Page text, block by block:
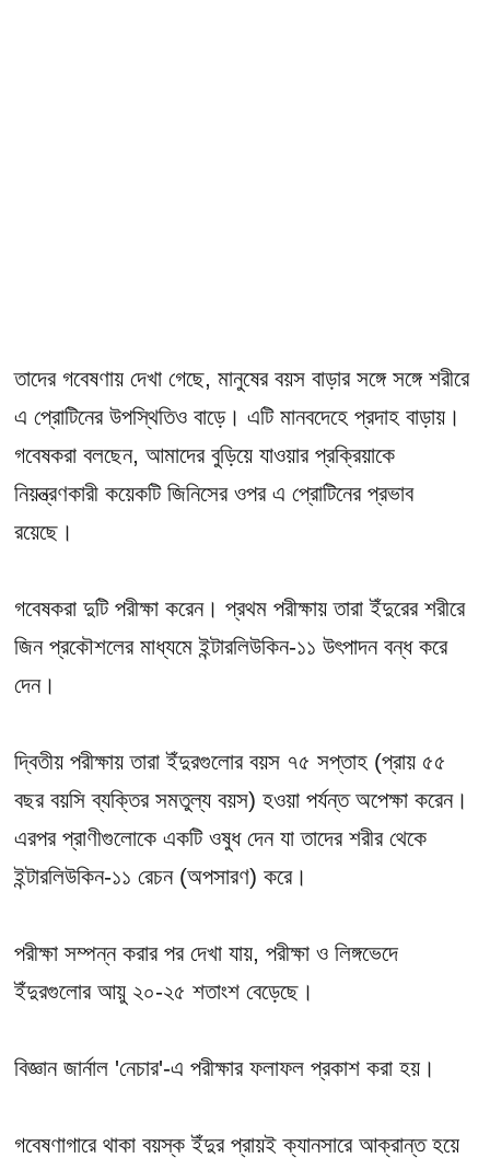
তাদের গবেষণায় দেখা গেছে, মানুষের বয়স বাড়ার সঙ্গে সঙ্গে শরীরে
এ প্রোটিনের উপস্থিতিও বাড়ে। এটি মানবদেহে প্রদাহ বাড়ায়।
গবেষকরা বলছেন, আমাদের বুড়িয়ে যাওয়ার প্রক্রিয়াকে
নিয়ন্ত্রণকারী কয়েকটি জিনিসের ওপর এ প্রোটিনের প্রভাব
রয়েছে।
গবেষকরা দুটি পরীক্ষা করেন। প্রথম পরীক্ষায় তারা ইঁদুরের শরীরে
জিন প্রকৌশলের মাধ্যমে ইন্টারলিউকিন-১১ উৎপাদন বন্ধ করে
দেন।
দ্বিতীয় পরীক্ষায় তারা ইঁদুরগুলোর বয়স ৭৫ সপ্তাহ (প্রায় ৫৫
বছর বয়সি ব্যক্তির সমতুল্য বয়স) হওয়া পর্যন্ত অপেক্ষা করেন।
এরপর প্রাণীগুলোকে একটি ওষুধ দেন যা তাদের শরীর থেকে
ইন্টারলিউকিন-১১ রেচন (অপসারণ) করে।
পরীক্ষা সম্পন্ন করার পর দেখা যায়, পরীক্ষা ও লিঙ্গভেদে
ইঁদুরগুলোর আয়ু ২০-২৫ শতাংশ বেড়েছে।
বিজ্ঞান জার্নাল 'নেচার'-এ পরীক্ষার ফলাফল প্রকাশ করা হয়।
গবেষণাগারে থাকা বয়স্ক ইঁদুর প্রায়ই ক্যানসারে আক্রান্ত হয়ে